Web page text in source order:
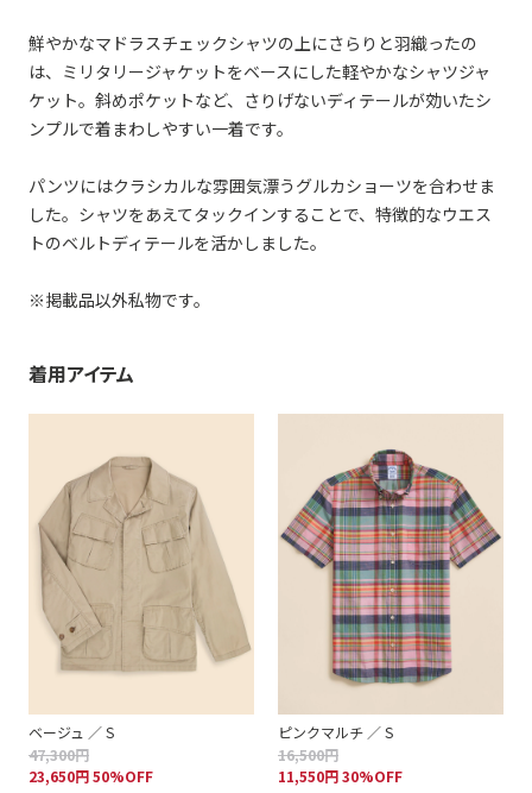
鮮やかなマドラスチェックシャツの上にさらりと羽織ったの
は、ミリタリージャケットをベースにした軽やかなシャツジャ
ケット。斜めポケットなど、さりげないディテールが効いたシ
ンプルで着まわしやすい一着です。
パンツにはクラシカルな雰囲気漂うグルカショーツを合わせま
した。シャツをあえてタックインすることで、特徴的なウエス
トのベルトディテールを活かしました。
※掲載品以外私物です。
着用アイテム
ベージュ ／ S
47,300円
23,650円 50%OFF
ピンクマルチ ／ S
16,500円
11,550円 30%OFF